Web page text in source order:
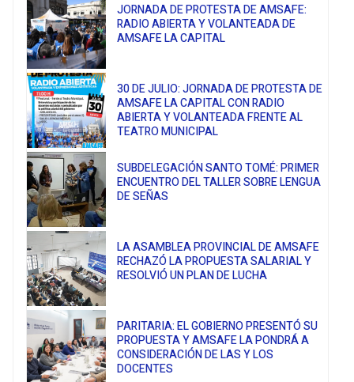
JORNADA DE PROTESTA DE AMSAFE:
RADIO ABIERTA Y VOLANTEADA DE
AMSAFE LA CAPITAL
30 DE JULIO: JORNADA DE PROTESTA DE
AMSAFE LA CAPITAL CON RADIO
ABIERTA Y VOLANTEADA FRENTE AL
TEATRO MUNICIPAL
SUBDELEGACIÓN SANTO TOMÉ: PRIMER
ENCUENTRO DEL TALLER SOBRE LENGUA
DE SEÑAS
LA ASAMBLEA PROVINCIAL DE AMSAFE
RECHAZÓ LA PROPUESTA SALARIAL Y
RESOLVIÓ UN PLAN DE LUCHA
PARITARIA: EL GOBIERNO PRESENTÓ SU
PROPUESTA Y AMSAFE LA PONDRÁ A
CONSIDERACIÓN DE LAS Y LOS
DOCENTES